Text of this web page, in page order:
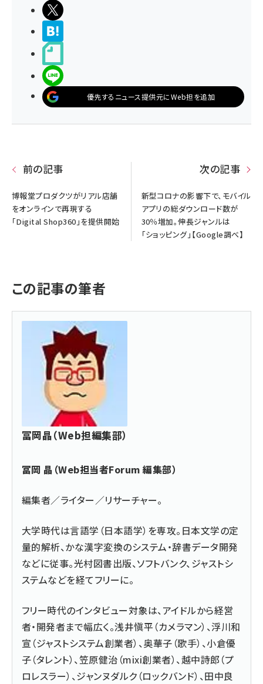
優先するニュース提供元にWeb担を追加
前の記事
博報堂プロダクツがリアル店舗
をオンラインで再現する
「Digital Shop360」を提供開始
次の記事
新型コロナの影響下で、モバイル
アプリの総ダウンロード数が
30％増加。伸長ジャンルは
「ショッピング」【Google調べ】
この記事の筆者
冨岡晶（Web担編集部）
冨岡 晶（Web担当者Forum 編集部）
編集者／ライター／リサーチャー。
大学時代は言語学（日本語学）を専攻。日本文学の定
量的解析、かな漢字変換のシステム・辞書データ開発
などに従事。光村図書出版、ソフトバンク、ジャストシ
ステムなどを経てフリーに。
フリー時代のインタビュー対象は、アイドルから経営
者・開発者まで幅広く。浅井愼平（カメラマン）、浮川和
宣（ジャストシステム創業者）、奥華子（歌手）、小倉優
子（タレント）、笠原健治（mixi創業者）、越中詩郎（プ
ロレスラー）、ジャンヌダルク（ロックバンド）、田中良